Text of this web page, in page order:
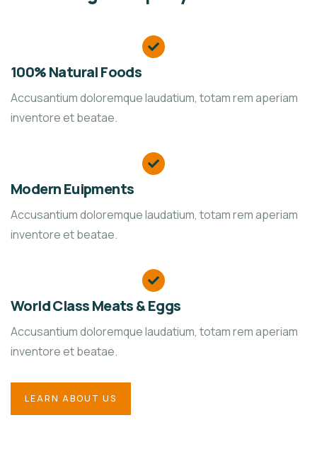
100% Natural Foods
Accusantium doloremque laudatium, totam rem aperiam
inventore et beatae.
Modern Euipments
Accusantium doloremque laudatium, totam rem aperiam
inventore et beatae.
World Class Meats & Eggs
Accusantium doloremque laudatium, totam rem aperiam
inventore et beatae.
LEARN ABOUT US